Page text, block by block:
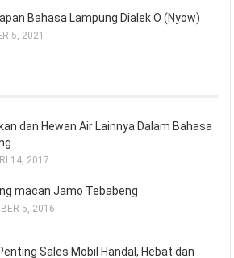
Bahasa Lampung Dialek O (Nyow)
5, 2021
dan Hewan Air Lainnya Dalam Bahasa
14, 2017
macan Jamo Tebabeng
5, 2016
Sales Mobil Handal, Hebat dan